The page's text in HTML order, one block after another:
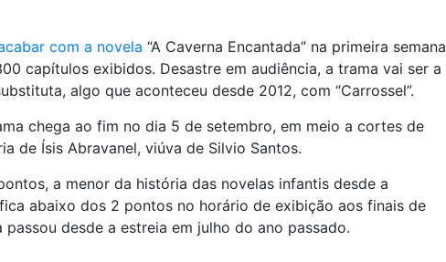
com a novela “A Caverna Encantada” na primeira semana
capítulos exibidos. Desastre em audiência, a trama vai ser a
algo que aconteceu desde 2012, com “Carrossel”.
chega ao fim no dia 5 de setembro, em meio a cortes de
de Ísis Abravanel, viúva de Silvio Santos.
a menor da história das novelas infantis desde a
abaixo dos 2 pontos no horário de exibição aos finais de
desde a estreia em julho do ano passado.